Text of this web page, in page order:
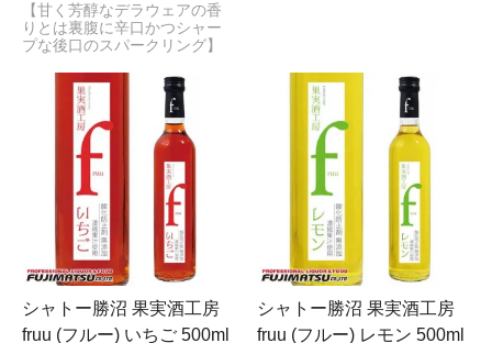
【甘く芳醇なデラウェアの香
りとは裏腹に辛口かつシャー
プな後口のスパークリング】
シャトー勝沼 果実酒工房
fruu (フルー) いちご 500ml
シャトー勝沼 果実酒工房
fruu (フルー) レモン 500ml